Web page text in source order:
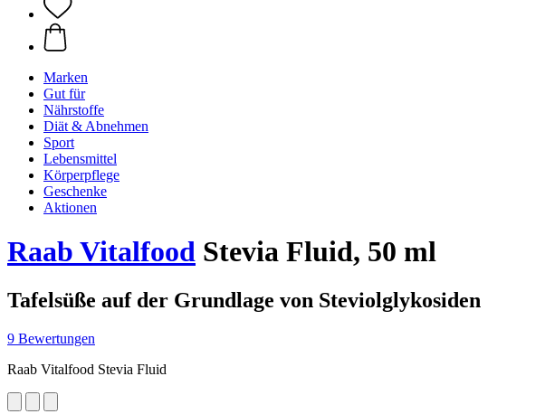
Marken
Gut für
Nährstoffe
Diät & Abnehmen
Sport
Lebensmittel
Körperpflege
Geschenke
Aktionen
Raab Vitalfood Stevia Fluid, 50 ml
Tafelsüße auf der Grundlage von Steviolglykosiden
9 Bewertungen
Raab Vitalfood Stevia Fluid